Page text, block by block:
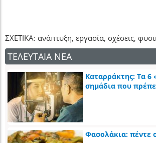
ΣΧΕΤΙΚΑ: ανάπτυξη, εργασία, σχέσεις,
ΤΕΛΕΥΤΑΙΑ ΝΕΑ
Καταρράκτης: Τα 6
σημάδια που
Φασολάκια: πέντε